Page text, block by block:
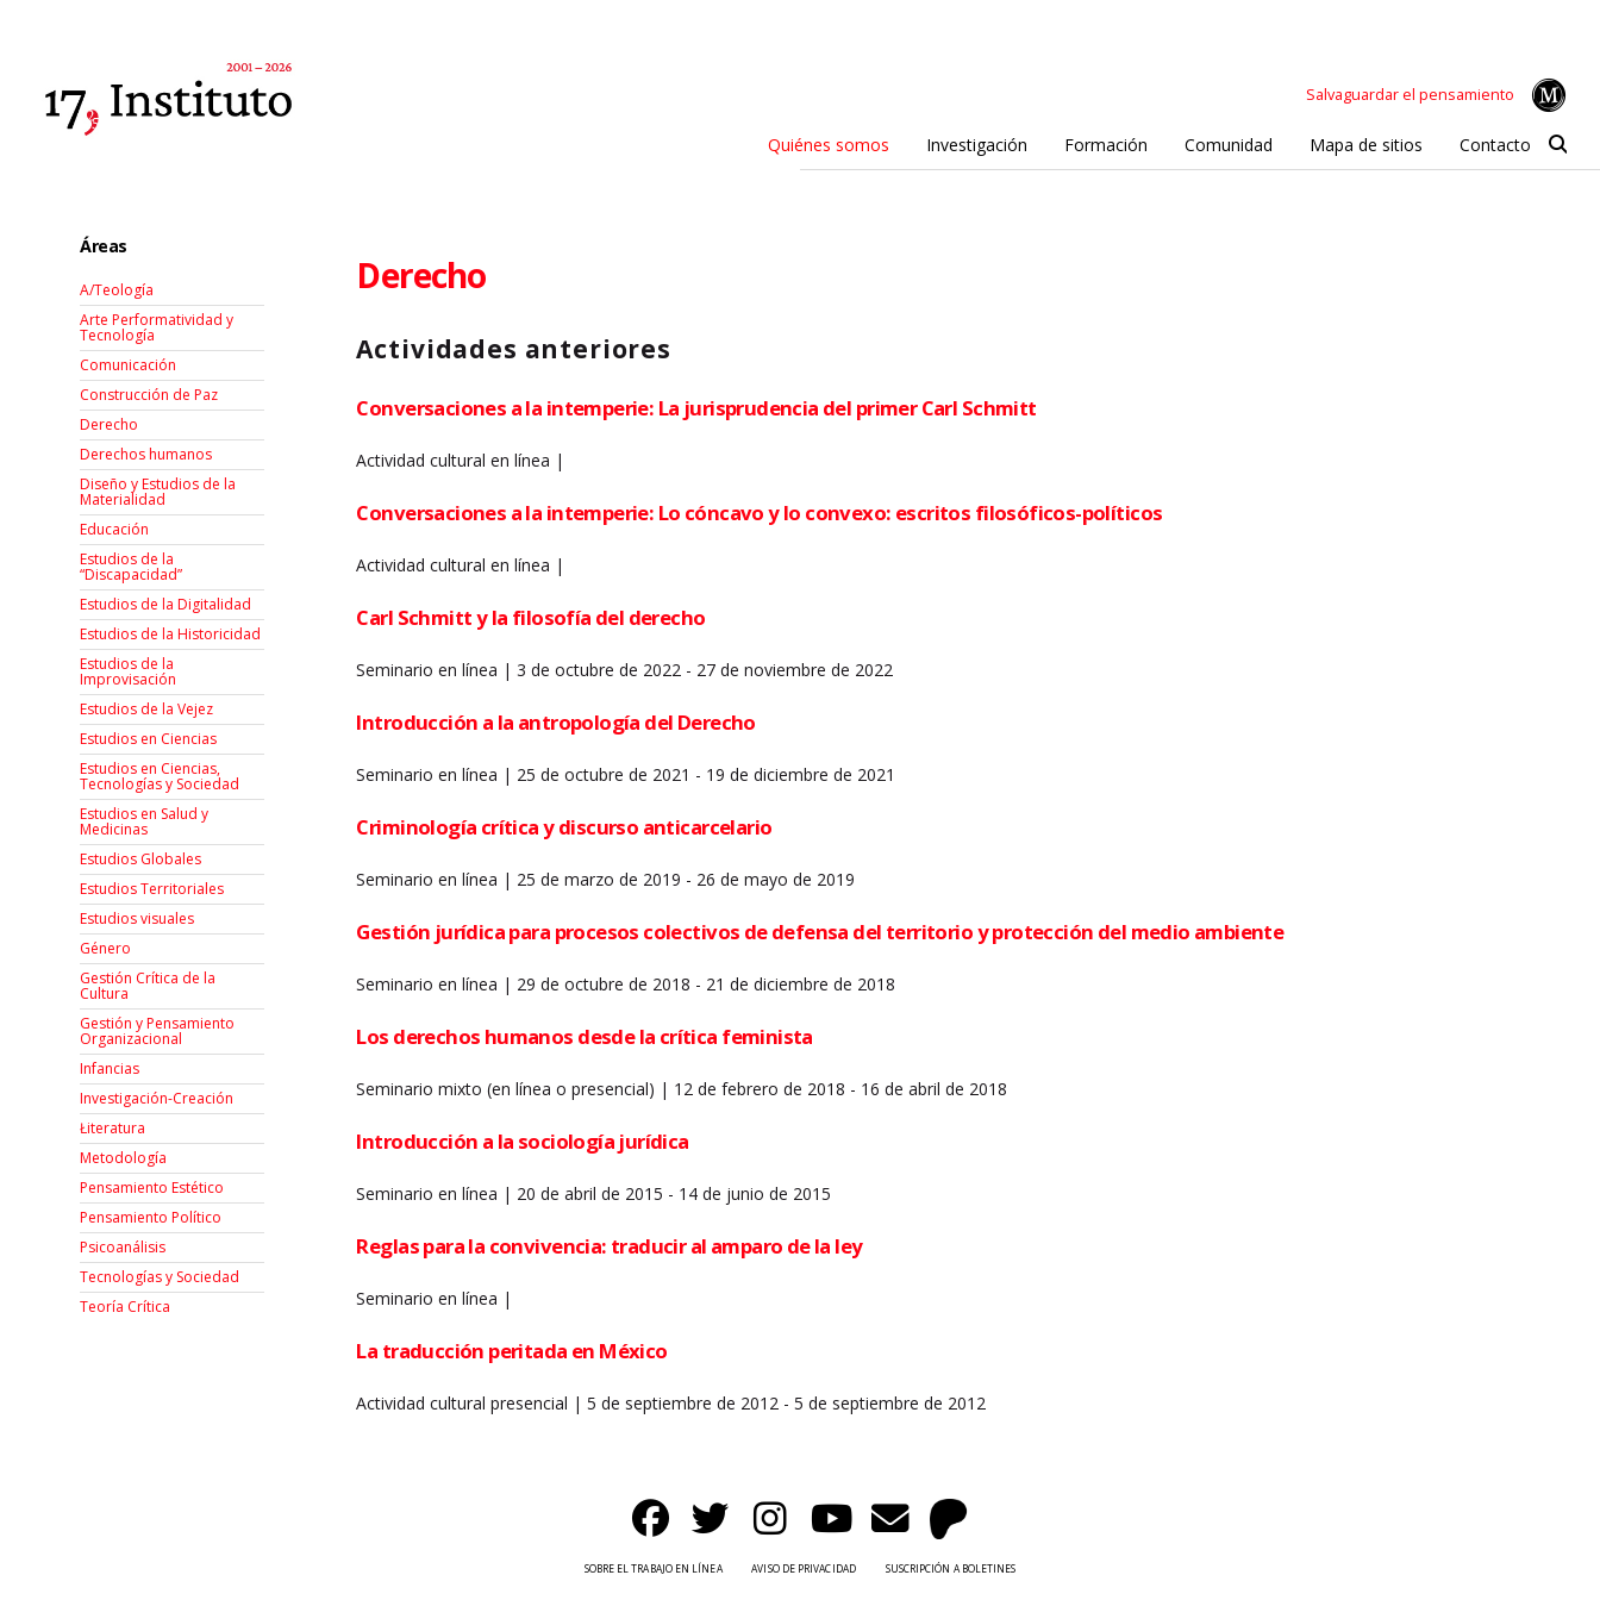
Salvaguardar el pensamiento
Quiénes somos Investigación Formación Comunidad Mapa de sitios Contacto
Derecho
Actividades anteriores
Conversaciones a la intemperie: La jurisprudencia del primer Carl Schmitt
Actividad cultural en línea |
Conversaciones a la intemperie: Lo cóncavo y lo convexo: escritos filosóficos-políticos
Actividad cultural en línea |
Carl Schmitt y la filosofía del derecho
Seminario en línea | 3 de octubre de 2022 - 27 de noviembre de 2022
Introducción a la antropología del Derecho
Seminario en línea | 25 de octubre de 2021 - 19 de diciembre de 2021
Criminología crítica y discurso anticarcelario
Seminario en línea | 25 de marzo de 2019 - 26 de mayo de 2019
Gestión jurídica para procesos colectivos de defensa del territorio y protección del medio ambiente
Seminario en línea | 29 de octubre de 2018 - 21 de diciembre de 2018
Los derechos humanos desde la crítica feminista
Seminario mixto (en línea o presencial) | 12 de febrero de 2018 - 16 de abril de 2018
Introducción a la sociología jurídica
Seminario en línea | 20 de abril de 2015 - 14 de junio de 2015
Reglas para la convivencia: traducir al amparo de la ley
Seminario en línea |
La traducción peritada en México
Actividad cultural presencial | 5 de septiembre de 2012 - 5 de septiembre de 2012
Áreas
A/Teología
Arte Performatividad y
Tecnología
Comunicación
Construcción de Paz
Derecho
Derechos humanos
Diseño y Estudios de la
Materialidad
Educación
Estudios de la
“Discapacidad”
Estudios de la Digitalidad
Estudios de la Historicidad
Estudios de la
Improvisación
Estudios de la Vejez
Estudios en Ciencias
Estudios en Ciencias,
Tecnologías y Sociedad
Estudios en Salud y
Medicinas
Estudios Globales
Estudios Territoriales
Estudios visuales
Género
Gestión Crítica de la
Cultura
Gestión y Pensamiento
Organizacional
Infancias
Investigación-Creación
Łiteratura
Metodología
Pensamiento Estético
Pensamiento Político
Psicoanálisis
Tecnologías y Sociedad
Teoría Crítica
SOBRE EL TRABAJO EN LÍNEA AVISO DE PRIVACIDAD SUSCRIPCIÓN A BOLETINES